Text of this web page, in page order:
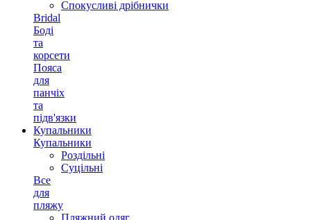
Спокусливі дрібнички
Bridal
Боді
та
корсети
Пояса
для
панчіх
та
підв'язки
Купальники
Купальники
Роздільні
Суцільні
Все
для
пляжу
Пляжний одяг